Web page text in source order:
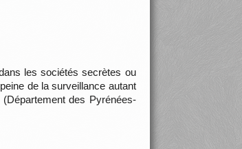
les sociétés secrètes ou
de la surveillance autant
des Pyrénées-